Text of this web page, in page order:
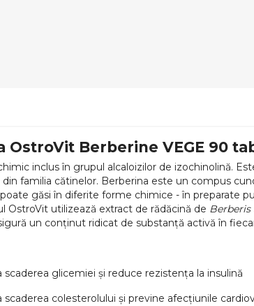
OstroVit Berberine VEGE 90
inclus în grupul alcaloizilor de izochinolină.
familia cătinelor. Berberina este un compus
găsi în diferite forme chimice - în preparate
OstroVit utilizează extract de rădăcină de Berberis
un conținut ridicat de substanță activă în
scaderea glicemiei și reduce rezistența la insulină
scaderea colesterolului și previne afecțiunile